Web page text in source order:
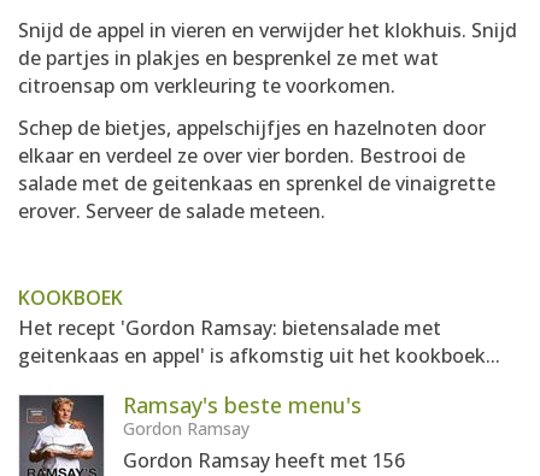
Snijd de appel in vieren en verwijder het klokhuis. Snijd
de partjes in plakjes en besprenkel ze met wat
citroensap om verkleuring te voorkomen.
Schep de bietjes, appelschijfjes en hazelnoten door
elkaar en verdeel ze over vier borden. Bestrooi de
salade met de geitenkaas en sprenkel de vinaigrette
erover. Serveer de salade meteen.
KOOKBOEK
Het recept 'Gordon Ramsay: bietensalade met
geitenkaas en appel' is afkomstig uit het kookboek...
Ramsay's beste menu's
Gordon Ramsay
Gordon Ramsay heeft met 156